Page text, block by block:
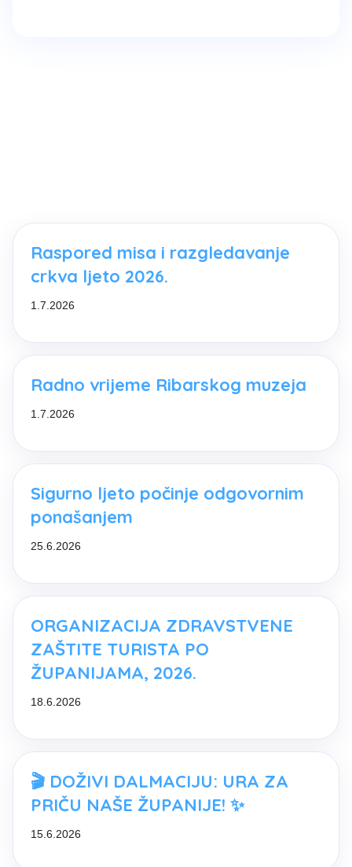
Raspored misa i razgledavanje
crkva ljeto 2026.
1.7.2026
Radno vrijeme Ribarskog muzeja
1.7.2026
Sigurno ljeto počinje odgovornim
ponašanjem
25.6.2026
ORGANIZACIJA ZDRAVSTVENE
ZAŠTITE TURISTA PO
ŽUPANIJAMA, 2026.
18.6.2026
🎬 DOŽIVI DALMACIJU: URA ZA
PRIČU NAŠE ŽUPANIJE! ✨
15.6.2026